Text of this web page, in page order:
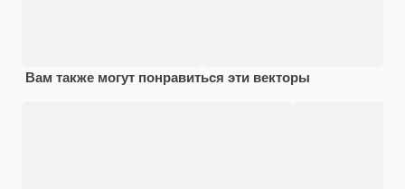
Вам также могут понравиться эти векторы